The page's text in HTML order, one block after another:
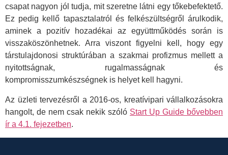
csapat nagyon jól tudja, mit szeretne látni egy tőkebefektető.
Ez pedig kellő tapasztalatról és felkészültségről árulkodik,
aminek a pozitív hozadékai az együttműködés során is
visszaköszönhetnek. Arra viszont figyelni kell, hogy egy
társtulajdonosi struktúrában a szakmai profizmus mellett a
nyitottságnak, rugalmasságnak és
kompromisszumkészségnek is helyet kell hagyni.
Az üzleti tervezésről a 2016-os, kreatívipari vállalkozásokra
hangolt, de nem csak nekik szóló Start Up Guide bővebben
ír a 4.1. fejezetben.